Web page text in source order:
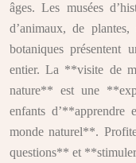
âges. Les musées
d’animaux, de
botaniques présentent
entier. La **visite de
nature** est une
enfants d’**apprendre
monde naturel**.
questions** et